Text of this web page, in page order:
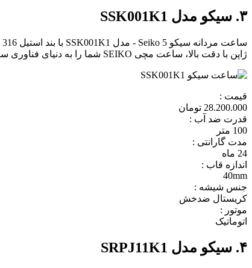
۳. سیکو مدل SSK001K1
ژاپن با دقت بالا، ساعت مچی SEIKO شما را به دنیای فناوری ساعت سازی مدرن و لوکس می برد.
قیمت :
28.200.000 تومان
قدرت ضد آب :
100 متر
مدت گارانتی :
24 ماه
اندازه قاب :
40mm
جنس شیشه :
کریستال ضدخش
موتور :
اتوماتیک
۴. سیکو مدل SRPJ11K1